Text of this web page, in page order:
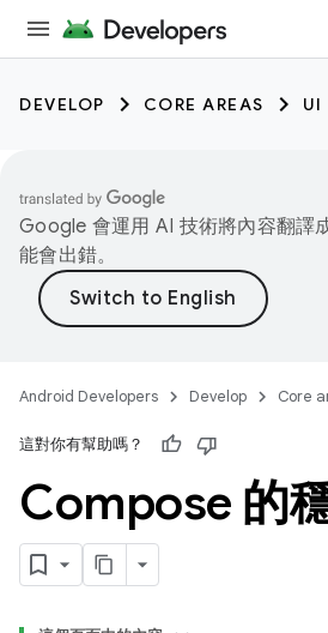
DEVELOP CORE AREAS UI
Google 會運用 AI 技術將內容翻譯
能會出錯。
Android Developers Develop Core
這對你有幫助嗎？
Compose 的